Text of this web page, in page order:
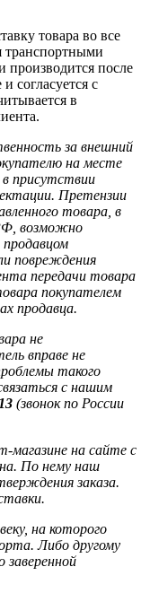
товара во все
транспортными
производится после
согласуется с
в
за внешний
на месте
присутствии
Претензии
товара, в
возможно
повреждения
передачи товара
покупателем
продавца.
не
вправе не
такого
с нашим
(звонок по России
магазине на сайте с
По нему наш
заказа.
на которого
Либо другому
заверенной